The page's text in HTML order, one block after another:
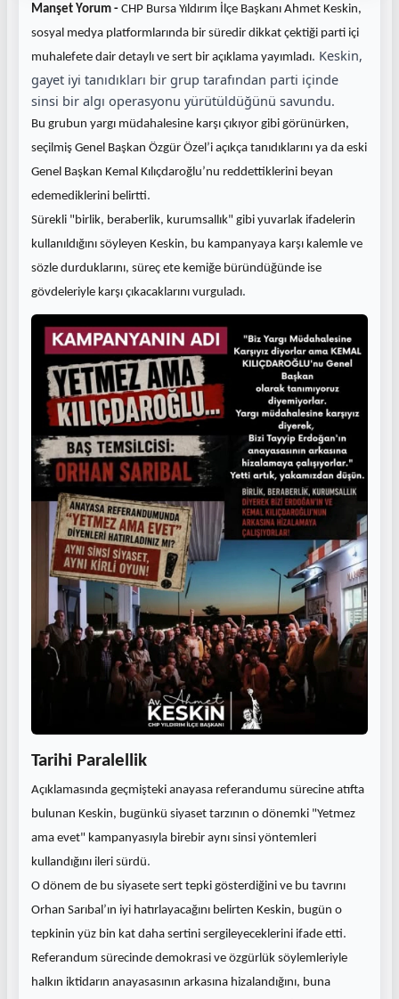
Manşet Yorum - CHP Bursa Yıldırım İlçe Başkanı Ahmet Keskin,
sosyal medya platformlarında bir süredir dikkat çektiği parti içi
muhalefete dair detaylı ve sert bir açıklama yayımladı. Keskin,
gayet iyi tanıdıkları bir grup tarafından parti içinde
sinsi bir algı operasyonu yürütüldüğünü savundu.
Bu grubun yargı müdahalesine karşı çıkıyor gibi görünürken,
seçilmiş Genel Başkan Özgür Özel’i açıkça tanıdıklarını ya da eski
Genel Başkan Kemal Kılıçdaroğlu’nu reddettiklerini beyan
edemediklerini belirtti.
Sürekli "birlik, beraberlik, kurumsallık" gibi yuvarlak ifadelerin
kullanıldığını söyleyen Keskin, bu kampanyaya karşı kalemle ve
sözle durduklarını, süreç ete kemiğe büründüğünde ise
gövdeleriyle karşı çıkacaklarını vurguladı.
Tarihi Paralellik
Açıklamasında geçmişteki anayasa referandumu sürecine atıfta
bulunan Keskin, bugünkü siyaset tarzının o dönemki "Yetmez
ama evet" kampanyasıyla birebir aynı sinsi yöntemleri
kullandığını ileri sürdü.
O dönem de bu siyasete sert tepki gösterdiğini ve bu tavrını
Orhan Sarıbal’ın iyi hatırlayacağını belirten Keskin, bugün o
tepkinin yüz bin kat daha sertini sergileyeceklerini ifade etti.
Referandum sürecinde demokrasi ve özgürlük söylemleriyle
halkın iktidarın anayasasının arkasına hizalandığını, buna